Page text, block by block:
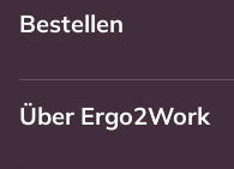
Bestellen
Über Ergo2Work